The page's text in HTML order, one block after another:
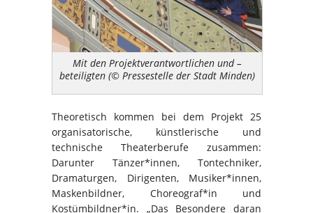
Mit den Projektverantwortlichen und –
beteiligten (© Pressestelle der Stadt Minden)
Theoretisch kommen bei dem Projekt 25
organisatorische, künstlerische und
technische Theaterberufe zusammen:
Darunter Tänzer*innen, Tontechniker,
Dramaturgen, Dirigenten, Musiker*innen,
Maskenbildner, Choreograf*in und
Kostümbildner*in. „Das Besondere daran